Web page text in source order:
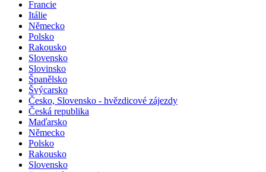
Francie
Itálie
Německo
Polsko
Rakousko
Slovensko
Slovinsko
Španělsko
Švýcarsko
Česko, Slovensko - hvězdicové zájezdy
Česká republika
Maďarsko
Německo
Polsko
Rakousko
Slovensko